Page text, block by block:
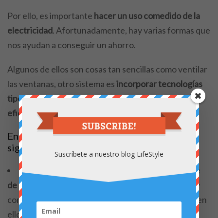
Por ello, es importante hacer un uso comedido de la
electricidad. Afortunadamente, hay varias formas que
nos ayudan a conseguir un ahorro.
Algunos de ellos son cosas tan sencillas como ventilar
las ventanas, otro sistema esincorporar tecnologías
tipo inverter que ahorran al proporcionar una gran
eficiencia y alto rendimiento
Entre estos métodos nos encontramos los
siguientes:
Utilizar ventiladores de pie para refrescar el aire
de la casa
. Es recomendable, hacer pasillos de aire y
combinarlo con abrir ventanas, pero sin excederse en
ello.
Suscríbete a nuestro blog LifeStyle